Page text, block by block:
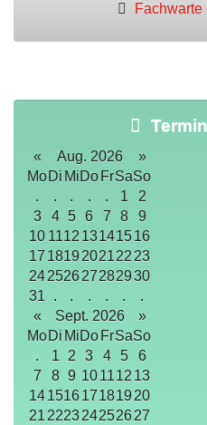
Fachwarte
« Aug. 2026
»
MoDi MiDo FrSaSo
.
. . . . 1
2
3
4 5 6 7 8
9
10 1112 13141516
17 1819 202122 23
24252627282930
31
. . . . .
.
«
Sept. 2026
»
MoDi MiDo FrSaSo
.
1 2 3 4 5
6
7
8 9 10 1112 13
141516171819 20
21 222324252627